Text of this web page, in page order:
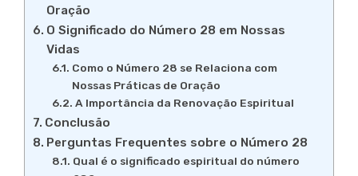
Oração
O Significado do Número 28 em Nossas
Vidas
Como o Número 28 se Relaciona com
Nossas Práticas de Oração
A Importância da Renovação Espiritual
Conclusão
Perguntas Frequentes sobre o Número 28
Qual é o significado espiritual do número